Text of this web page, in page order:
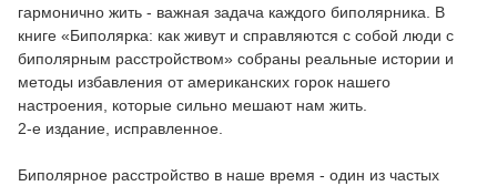
гармонично жить - важная задача каждого биполярника. В
книге «Биполярка: как живут и справляются с собой люди с
биполярным расстройством» собраны реальные истории и
методы избавления от американских горок нашего
настроения, которые сильно мешают нам жить.
2-е издание, исправленное.
Биполярное расстройство в наше время - один из частых